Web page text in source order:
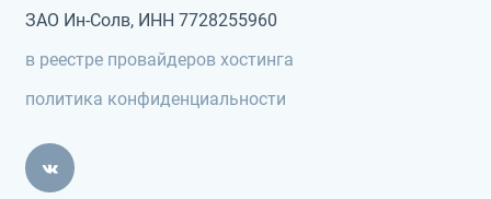
ЗАО Ин-Солв, ИНН 7728255960
в реестре провайдеров хостинга
политика конфиденциальности